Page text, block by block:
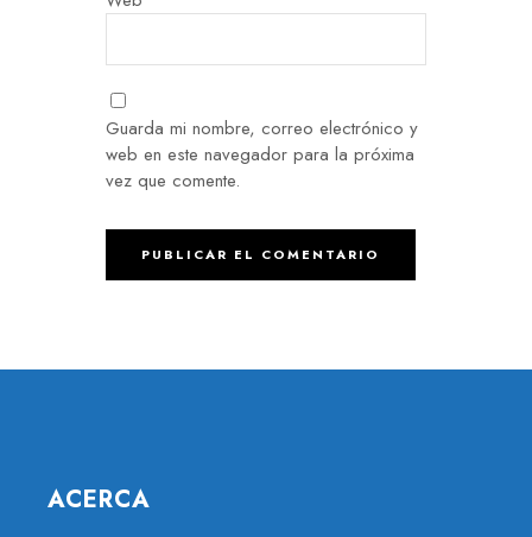
Guarda mi nombre, correo electrónico y
web en este navegador para la próxima
vez que comente.
ACERCA